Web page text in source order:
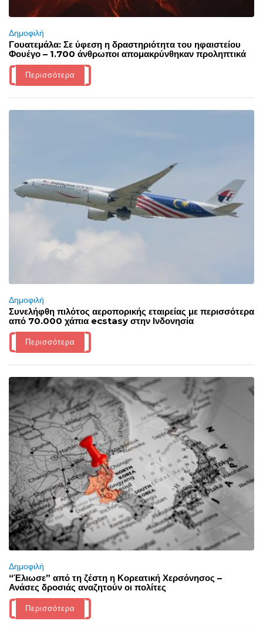
Δημοφιλή
Γουατεμάλα: Σε ύφεση η δραστηριότητα του ηφαιστείου
Φουέγο – 1.700 άνθρωποι απομακρύνθηκαν προληπτικά
Περισσότερα
Δημοφιλή
Συνελήφθη πιλότος αεροπορικής εταιρείας με περισσότερα
από 70.000 χάπια ecstasy στην Ινδονησία
Περισσότερα
Δημοφιλή
“Έλιωσε” από τη ζέστη η Κορεατική Χερσόνησος –
Ανάσες δροσιάς αναζητούν οι πολίτες
Περισσότερα